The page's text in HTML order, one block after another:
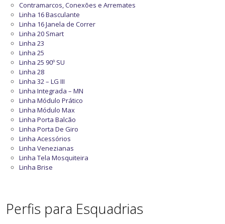
Contramarcos, Conexões e Arremates
Linha 16 Basculante
Linha 16 Janela de Correr
Linha 20 Smart
Linha 23
Linha 25
Linha 25 90º SU
Linha 28
Linha 32 – LG III
Linha Integrada – MN
Linha Módulo Prático
Linha Módulo Max
Linha Porta Balcão
Linha Porta De Giro
Linha Acessórios
Linha Venezianas
Linha Tela Mosquiteira
Linha Brise
Perfis para Esquadrias